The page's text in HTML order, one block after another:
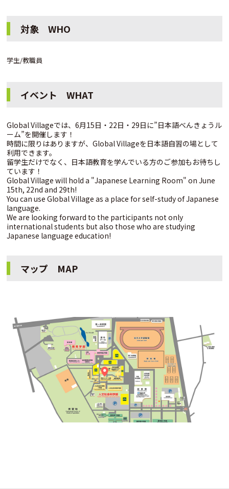
対象 WHO
学生/教職員
イベント WHAT
Global Villageでは、6月15日・22日・29日に”日本語べんきょうル
ーム”を開催します！
時間に限りはありますが、Global Villageを日本語自習の場として
利用できます。
留学生だけでなく、日本語教育を学んでいる方のご参加もお待ちし
ています！
Global Village will hold a "Japanese Learning Room" on June
15th, 22nd and 29th!
You can use Global Village as a place for self-study of Japanese
language.
We are looking forward to the participants not only
international students but also those who are studying
Japanese language education!
マップ MAP